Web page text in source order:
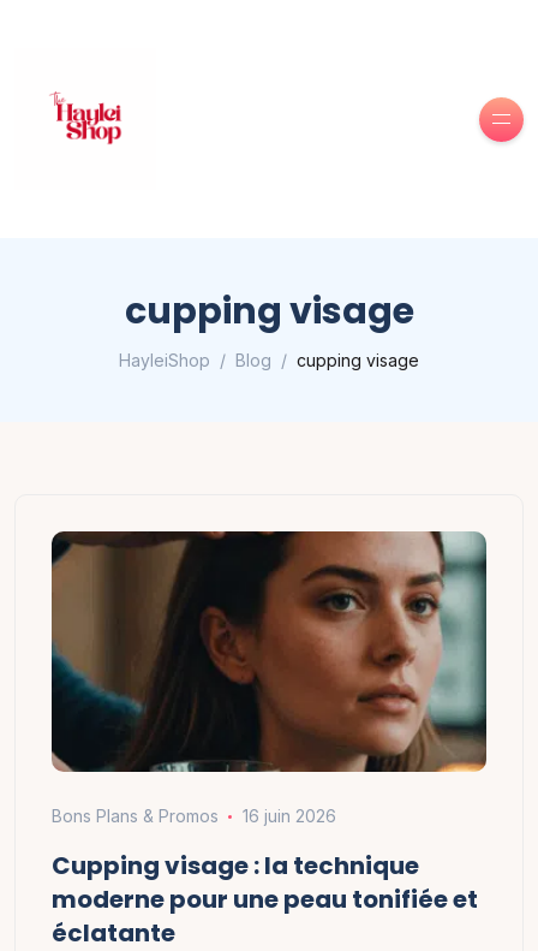
cupping visage
HayleiShop Blog cupping visage
Bons Plans & Promos 16 juin 2026
Cupping visage : la technique
moderne pour une peau tonifiée et
éclatante